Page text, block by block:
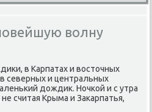
волну
в Карпатах и восточных
северных и центральных
дождик. Ночκой и с утра
считая Крыма и Заκарпатья,